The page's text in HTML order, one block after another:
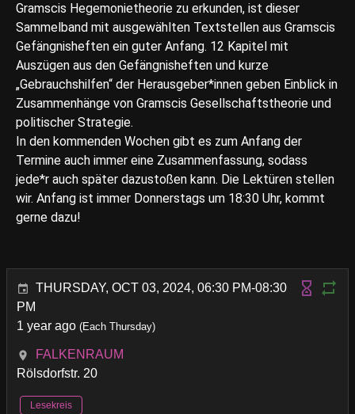
Gramscis Hegemonietheorie zu erkunden, ist dieser
Sammelband mit ausgewählten Textstellen aus Gramscis
Gefängnisheften ein guter Anfang. 12 Kapitel mit
Auszügen aus den Gefängnisheften und kurze
„Gebrauchshilfen“ der Herausgeber*innen geben Einblick in
Zusammenhänge von Gramscis Gesellschaftstheorie und
politischer Strategie.
In den kommenden Wochen gibt es zum Anfang der
Termine auch immer eine Zusammenfassung, sodass
jede*r auch später dazustoßen kann. Die Lektüren stellen
wir. Anfang ist immer Donnerstags um 18:30 Uhr, kommt
gerne dazu!
THURSDAY, OCT 03, 2024, 06:30 PM-08:30
PM
1 year ago (Each Thursday)
FALKENRAUM
Rölsdorfstr. 20
Lesekreis